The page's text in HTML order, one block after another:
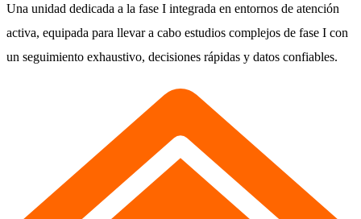
Una unidad dedicada a la fase I integrada en entornos de atención
activa, equipada para llevar a cabo estudios complejos de fase I con
un seguimiento exhaustivo, decisiones rápidas y datos confiables.